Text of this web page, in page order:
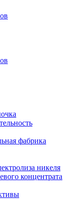
фабрика
никеля
концентрата